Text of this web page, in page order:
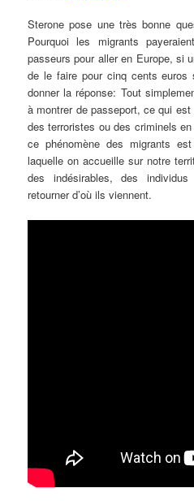
Sterone pose une très bonne
Pourquoi les migrants
passeurs pour aller en Europe, si
de le faire pour cinq cents euros
donner la réponse: Tout
à montrer de passeport, ce qui
des terroristes ou des criminels
ce phénomène des migrants
laquelle on accueille sur notre
des indésirables, des
retourner d’où ils viennent.